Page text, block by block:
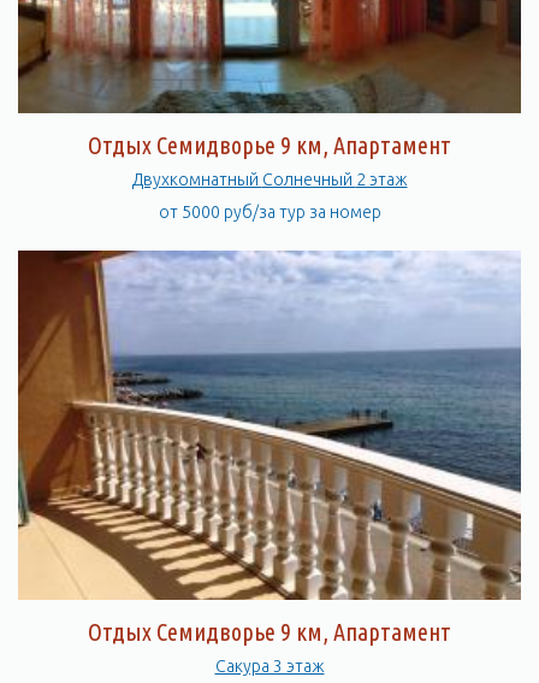
Отдых Семидворье 9 км, Апартамент
Двухкомнатный Солнечный 2 этаж
от 5000 руб/за тур за номер
Отдых Семидворье 9 км, Апартамент
Сакура 3 этаж